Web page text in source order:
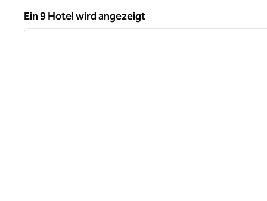
Ein 9 Hotel wird angezeigt
Ein 9 Hotel wird angezeigt
1 von 13